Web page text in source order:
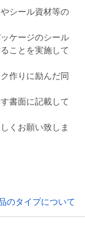
シール資材等の
ケージのシール
ことを実施して
作りに励んだ同
書面に記載して
くお願い致しま
のタイプについて